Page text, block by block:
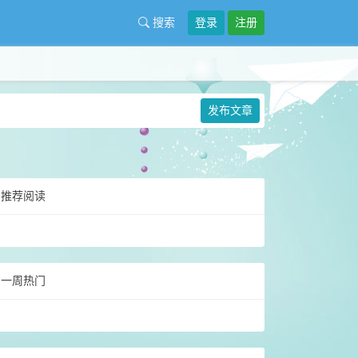
搜索 登录 注册
发布文章
推荐阅读
一周热门